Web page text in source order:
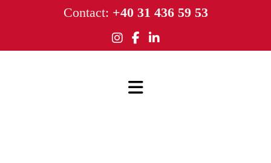
Contact: +40 31 436 59 53